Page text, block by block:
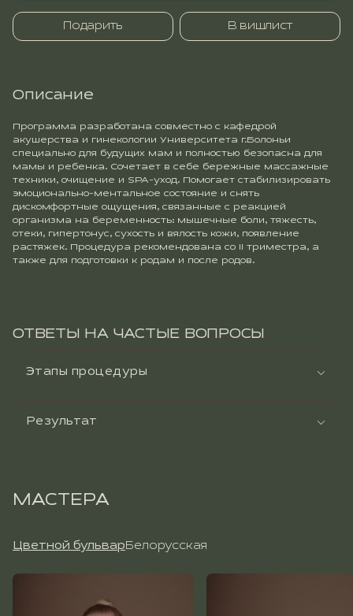
Подарить В вишлист
Описание
Программа разработана совместно с кафедрой
акушерства и гинекологии Университета г.Болоньи
специально для будущих мам и полностью безопасна для
мамы и ребенка. Сочетает в себе бережные массажные
техники, очищение и SPA-уход. Помогает стабилизировать
эмоционально-ментальное состояние и снять
дискомфортные ощущения, связанные с реакцией
организма на беременность: мышечные боли, тяжесть,
отеки, гипертонус, сухость и вялость кожи, появление
растяжек. Процедура рекомендована со II триместра, а
также для подготовки к родам и после родов.
ОТВЕТЫ НА ЧАСТЫЕ ВОПРОСЫ
Этапы процедуры
Результат
МАСТЕРА
Цветной бульварБелорусская